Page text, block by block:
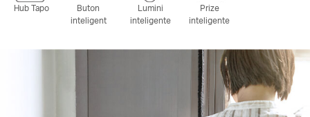
Hub Tapo
Buton
inteligent
Lumini
inteligente
Prize
inteligente